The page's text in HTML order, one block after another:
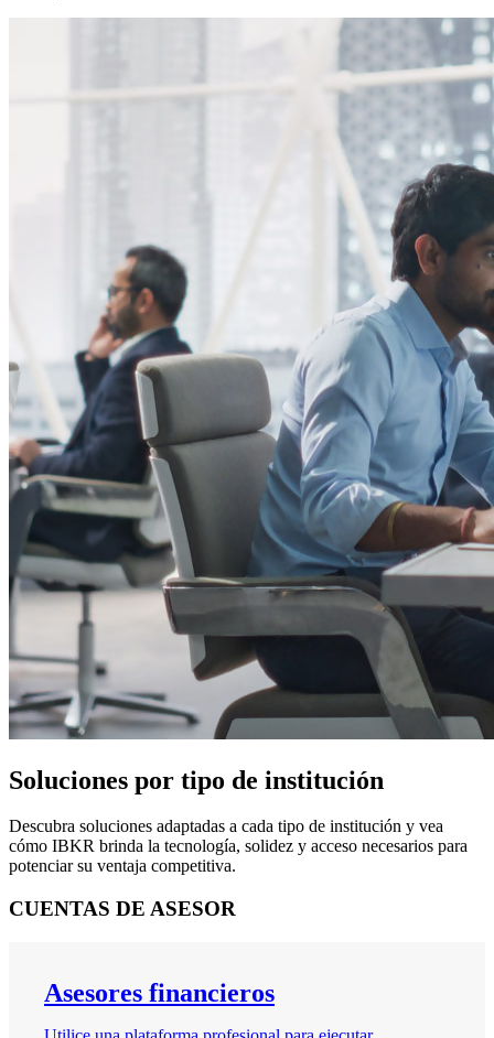
Soluciones por tipo de institución
Descubra soluciones adaptadas a cada tipo de institución y vea
cómo IBKR brinda la tecnología, solidez y acceso necesarios para
potenciar su ventaja competitiva.
CUENTAS DE ASESOR
Asesores financieros